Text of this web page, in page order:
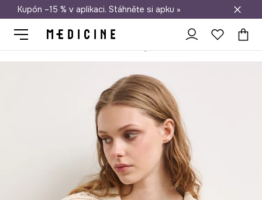
Doprava zdarma při nákupu nad 1 200 Kč
Kupón –15 % v aplikaci. Stáhněte si apku »